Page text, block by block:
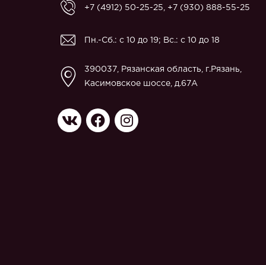
+7 (4912) 50-25-25 +7 (930) 888-55-25
Пн.-Сб.: с 10 до 19; Вс.: с 10 до 18
390037, Рязанская область, г.Рязань,
Касимовское шоссе, д.67A